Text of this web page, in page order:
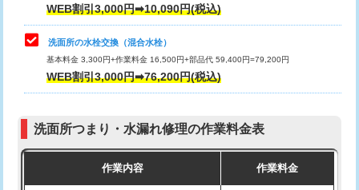
マス交換（土の掘削・埋め戻し作業）
マス交換（深さ50㎝未満）
マス交換（深さ50㎝以上）
モルタル補修（厚さ10㎝まで） 27,500円
交換・取付(単水栓（壁付・デッキ
式）)
交換・取付(混合水栓（壁付・デッキ
式・ワンホール）)
16,500円+材料費
（P/S/ポップアップ））
交換・取付（その他部品） 11,000円+材料費
持込商品取付（単水栓） 13,200円
WEB割引3,000円➡10,090円(税込)
洗面所の水栓交換（混合水栓）
基本料金 3,300円+作業料金 16,500円+部品代 59,400円=79,200円
WEB割引3,000円➡76,200円(税込)
洗面所つまり・水漏れ修理の作業料金表
作業内容 作業料金